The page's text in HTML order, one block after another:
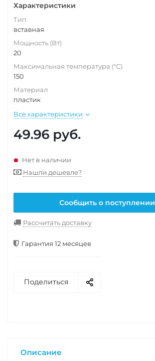
Характеристики
Тип
вставная
Мощность (Вт)
20
Максимальная температура (°C)
150
Материал
пластик
Все характеристики
49.96 руб.
Нет в наличии
Нашли дешевле?
Сообщить о поступлении
Рассчитать доставку
Гарантия 12 месяцев
Поделиться
Описание